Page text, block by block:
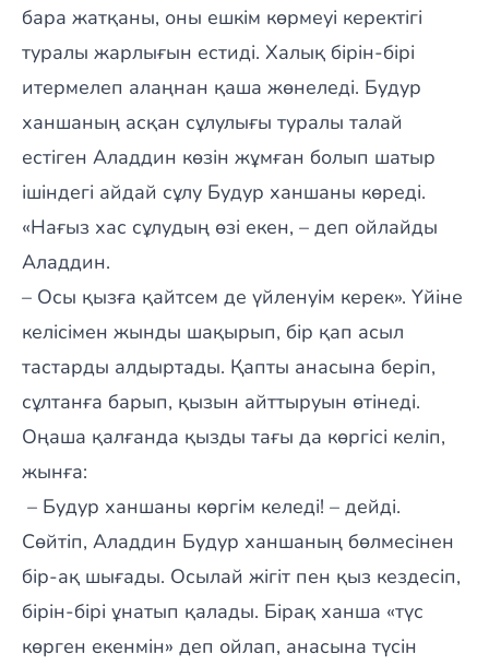
бара жатқаны, оны ешкім көрмеуі керектігі
туралы жарлығын естиді. Халық бірін-бірі
итермелеп алаңнан қаша жөнеледі. Будур
ханшаның асқан сұлулығы туралы талай
естіген Аладдин көзін жұмған болып шатыр
ішіндегі айдай сұлу Будур ханшаны көреді.
«Нағыз хас сұлудың өзі екен, – деп ойлайды
Аладдин.
– Осы қызға қайтсем де үйленуім керек». Үйіне
келісімен жынды шақырып, бір қап асыл
тастарды алдыртады. Қапты анасына беріп,
сұлтанға барып, қызын айттыруын өтінеді.
Оңаша қалғанда қызды тағы да көргісі келіп,
жынға:
– Будур ханшаны көргім келеді! – дейді.
Сөйтіп, Аладдин Будур ханшаның бөлмесінен
бір-ақ шығады. Осылай жігіт пен қыз кездесіп,
бірін-бірі ұнатып қалады. Бірақ ханша «түс
көрген екенмін» деп ойлап, анасына түсін